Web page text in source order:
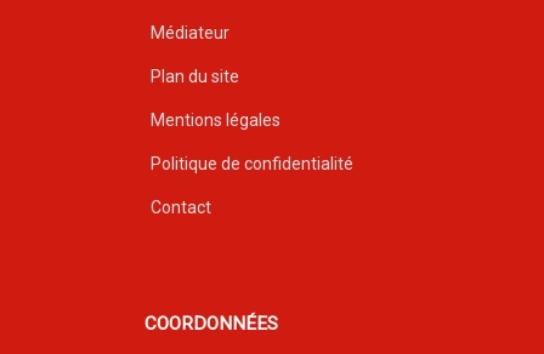
Médiateur
Plan du site
Mentions légales
Politique de confidentialité
Contact
COORDONNÉES